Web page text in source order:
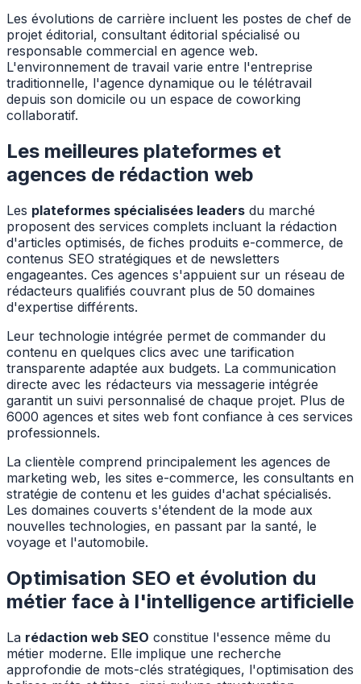
Les évolutions de carrière incluent les postes de chef de
projet éditorial, consultant éditorial spécialisé ou
responsable commercial en agence web.
L'environnement de travail varie entre l'entreprise
traditionnelle, l'agence dynamique ou le télétravail
depuis son domicile ou un espace de coworking
collaboratif.
Les meilleures plateformes et
agences de rédaction web
Les plateformes spécialisées leaders du marché
proposent des services complets incluant la rédaction
d'articles optimisés, de fiches produits e-commerce, de
contenus SEO stratégiques et de newsletters
engageantes. Ces agences s'appuient sur un réseau de
rédacteurs qualifiés couvrant plus de 50 domaines
d'expertise différents.
Leur technologie intégrée permet de commander du
contenu en quelques clics avec une tarification
transparente adaptée aux budgets. La communication
directe avec les rédacteurs via messagerie intégrée
garantit un suivi personnalisé de chaque projet. Plus de
6000 agences et sites web font confiance à ces services
professionnels.
La clientèle comprend principalement les agences de
marketing web, les sites e-commerce, les consultants en
stratégie de contenu et les guides d'achat spécialisés.
Les domaines couverts s'étendent de la mode aux
nouvelles technologies, en passant par la santé, le
voyage et l'automobile.
Optimisation SEO et évolution du
métier face à l'intelligence artificielle
La rédaction web SEO constitue l'essence même du
métier moderne. Elle implique une recherche
approfondie de mots-clés stratégiques, l'optimisation des